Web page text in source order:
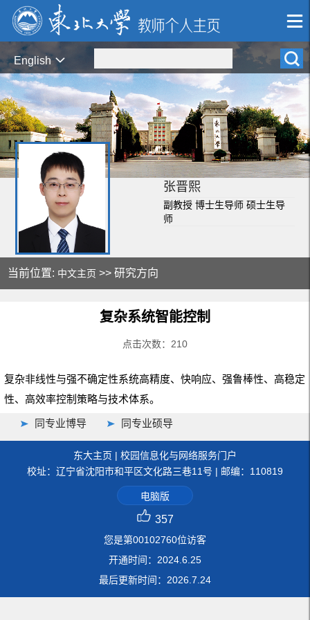
English
张晋熙
副教授 博士生导师 硕士生导
师
当前位置: 中文主页 >> 研究方向
复杂系统智能控制
点击次数： 210
复杂非线性与强不确定性系统高精度、快响应、强鲁棒性、高稳定
性、高效率控制策略与技术体系。
同专业博导 同专业硕导
东大主页 | 校园信息化与网络服务门户
校址：辽宁省沈阳市和平区文化路三巷11号 | 邮编：110819
电脑版
357
您是第00102760位访客
开通时间： 2024 6 25
最后更新时间： 2026 7 24